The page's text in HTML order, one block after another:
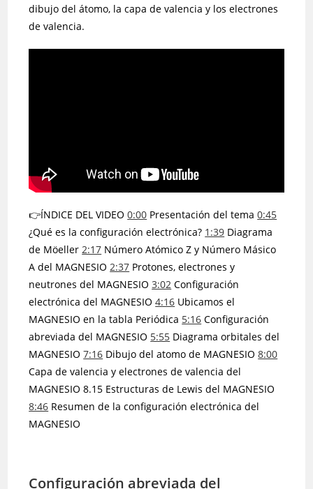
dibujo del átomo, la capa de valencia y los electrones
de valencia.
👉ÍNDICE DEL VIDEO0:00 Presentación del tema0:45
¿Qué es la configuración electrónica? 1:39 Diagrama
de Möeller2:17 Número Atómico Z y Número Másico
A del MAGNESIO2:37 Protones, electrones y
neutrones del MAGNESIO3:02 Configuración
electrónica del MAGNESIO4:16 Ubicamos el
MAGNESIO en la tabla Periódica 5:16 Configuración
abreviada del MAGNESIO 5:55 Diagrama orbitales del
MAGNESIO7:16 Dibujo del atomo de MAGNESIO8:00
Capa de valencia y electrones de valencia del
MAGNESIO 8.15 Estructuras de Lewis del MAGNESIO
8:46 Resumen de la configuración electrónica del
MAGNESIO
Configuración abreviada del